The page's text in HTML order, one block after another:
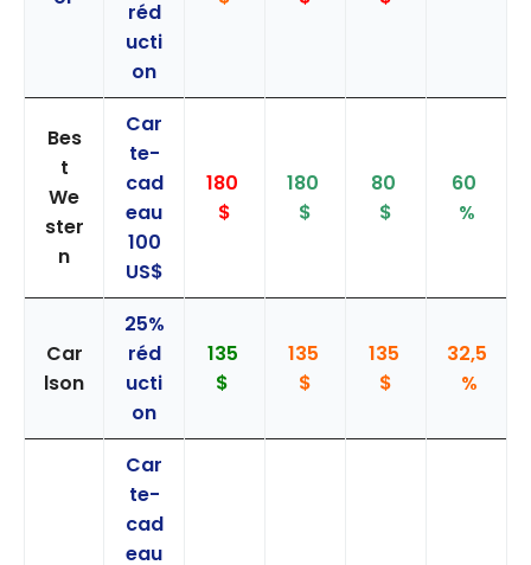
réd
ucti
on
Bes
t
We
ster
n
Car
te-
cad
eau
100
US$
180
$
180
$
80
$
60
%
Car
lson
25%
réd
ucti
on
135
$
135
$
135
$
32,5
%
Car
te-
cad
eau